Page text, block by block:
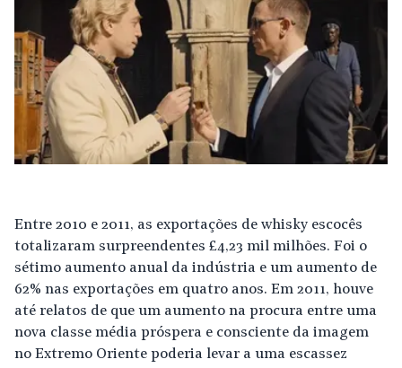
Entre 2010 e 2011, as exportações de whisky escocês
totalizaram surpreendentes £4,23 mil milhões. Foi o
sétimo aumento anual da indústria e um aumento de
62% nas exportações em quatro anos. Em 2011, houve
até relatos de que um aumento na procura entre uma
nova classe média próspera e consciente da imagem
no Extremo Oriente poderia levar a uma escassez